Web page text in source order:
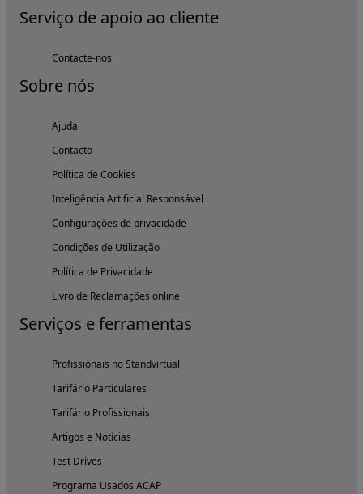
Serviço de apoio ao cliente
Contacte-nos
Sobre nós
Ajuda
Contacto
Política de Cookies
Inteligência Artificial Responsável
Configurações de privacidade
Condições de Utilização
Política de Privacidade
Livro de Reclamações online
Serviços e ferramentas
Profissionais no Standvirtual
Tarifário Particulares
Tarifário Profissionais
Artigos e Notícias
Test Drives
Programa Usados ACAP